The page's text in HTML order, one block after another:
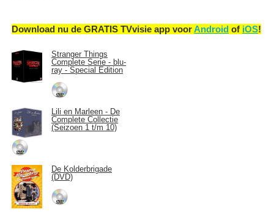
Download nu de GRATIS TVvisie app voorAndroid of iOS!
Stranger Things
Complete Serie - blu-
ray - Special Edition
Lili en Marleen - De
Complete Collectie
(Seizoen 1 t/m 10)
De Kolderbrigade
(DVD)